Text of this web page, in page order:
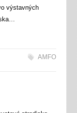
výstavných
AMFO